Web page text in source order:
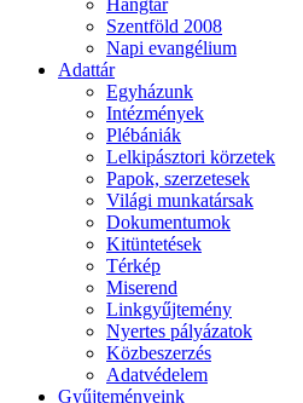
Hangtár
Szentföld 2008
Napi evangélium
Adattár
Egyházunk
Intézmények
Plébániák
Lelkipásztori körzetek
Papok, szerzetesek
Világi munkatársak
Dokumentumok
Kitüntetések
Térkép
Miserend
Linkgyűjtemény
Nyertes pályázatok
Közbeszerzés
Adatvédelem
Gyűjteményeink